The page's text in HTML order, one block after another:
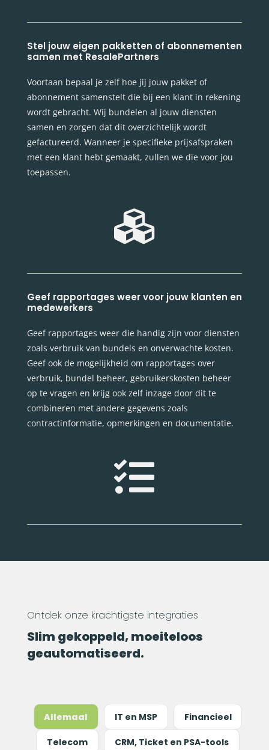
Stel jouw eigen pakketten of abonnementen
samen met ResalePartners
Voortaan bepaal je zelf hoe jij jouw pakket of
abonnement samenstelt die bij een klant in rekening
wordt gebracht. Wij bundelen al jouw diensten
samen en zorgen dat dit overzichtelijk wordt
gefactureerd. Wanneer je specifieke prijsafspraken
met een klant hebt gemaakt, zullen we die voor jou
toepassen.

Geef rapportages weer voor jouw klanten en
medewerkers
Geef rapportages weer die handig zijn voor diensten
zoals verbruik van bundels en onverwachte kosten.
Geef ook de mogelijkheid om rapportages over
verbruik, bundel beheer, gebruikerskosten beheer
op te vragen en krijg ook zelf inzage door dit te
combineren met andere gegevens zoals
contractinformatie, opmerkingen en documentatie.

Ontdek onze krachtigste integraties
Slim gekoppeld, moeiteloos
geautomatiseerd.
Allemaal IT en MSP Financieel
Telecom CRM, Ticket en PSA-tools